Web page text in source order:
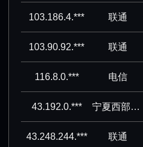
103.186.4.*** 联通
103.90.92.*** 联通
116.8.0.*** 电信
43.192.0.*** 宁夏西部云基地科技有限公司
43.248.244.*** 联通